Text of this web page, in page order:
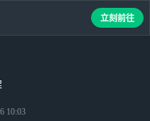
10:03
立刻前往